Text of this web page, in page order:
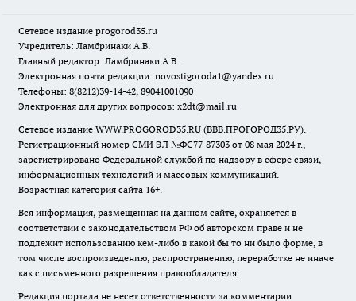
Сетевое издание progorod35.ru
Учредитель: Ламбринаки А.В.
Главный редактор: Ламбринаки А.В.
Электронная почта редакции: novostigoroda1@yandex.ru
Телефоны: 8(8212)39-14-42, 89041001090
Электронная для других вопросов: x2dt@mail.ru
Сетевое издание WWW.PROGOROD35.RU (ВВВ.ПРОГОРОД35.РУ).
Регистрационный номер СМИ ЭЛ №ФС77-87303 от 08 мая 2024 г.,
зарегистрировано Федеральной службой по надзору в сфере связи,
информационных технологий и массовых коммуникаций.
Возрастная категория сайта 16+.
Вся информация, размещенная на данном сайте, охраняется в
соответствии с законодательством РФ об авторском праве и не
подлежит использованию кем-либо в какой бы то ни было форме, в
том числе воспроизведению, распространению, переработке не иначе
как с письменного разрешения правообладателя.
Редакция портала не несет ответственности за комментарии